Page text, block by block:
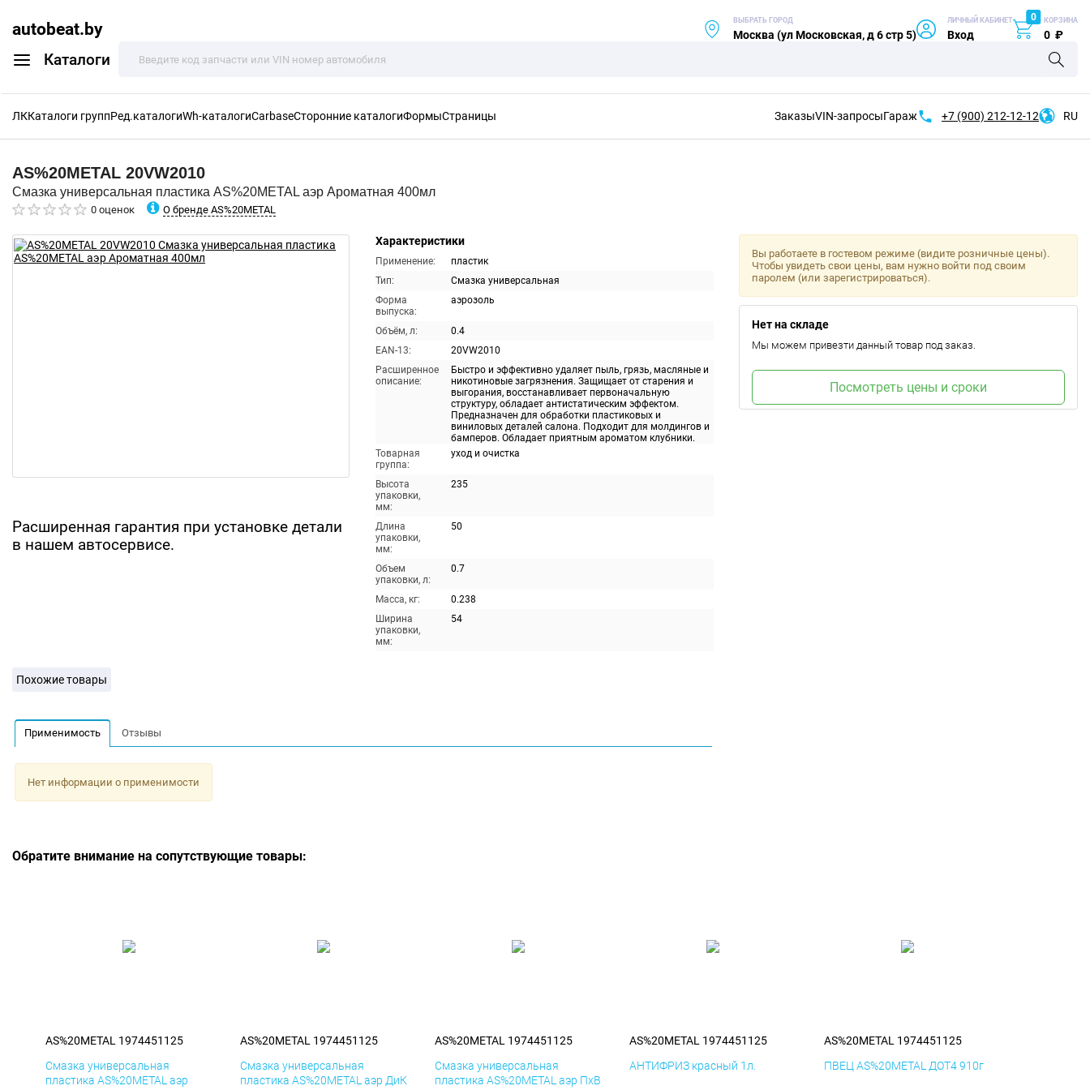
autobeat.by
Каталоги
ВЫБРАТЬ ГОРОД
Москва (ул Московская, д 6 стр 5)
ЛИЧНЫЙ КАБИНЕТ
Вход
0 КОРЗИНА
0 ₽
ЛККаталоги группРед.каталогиWh-каталогиCarbaseСторонние каталогиФормыСтраницы ЗаказыVIN-запросыГараж +7 (900) 212-12-12 RU
AS%20METAL 20VW2010
Смазка универсальная пластика AS%20METAL аэр Ароматная 400мл
0 оценок О бренде AS%20METAL
Расширенная гарантия при установке детали
в нашем автосервисе.
Характеристики
Применение:
пластик
Тип:
Смазка универсальная
Форма
выпуска:
аэрозоль
Объём, л:
0.4
EAN-13:
20VW2010
Расширенное
описание:
Быстро и эффективно удаляет пыль, грязь, масляные и
никотиновые загрязнения. Защищает от старения и
выгорания, восстанавливает первоначальную
структуру, обладает антистатическим эффектом.
Предназначен для обработки пластиковых и
виниловых деталей салона. Подходит для молдингов и
бамперов. Обладает приятным ароматом клубники.
Товарная
группа:
уход и очистка
Высота
упаковки,
мм:
235
Длина
упаковки,
мм:
50
Объем
упаковки, л:
0.7
Масса, кг:
0.238
Ширина
упаковки,
мм:
54
Вы работаете в гостевом режиме (видите розничные цены).
Чтобы увидеть свои цены, вам нужно войти под своим
паролем (или зарегистрироваться).
Нет на складе
Мы можем привезти данный товар под заказ.
Посмотреть цены и сроки
Похожие товары
Применимость Отзывы
Нет информации о применимости
Обратите внимание на сопутствующие товары:
AS%20METAL 1974451125
Смазка универсальная
пластика AS%20METAL аэр
AS%20METAL 1974451125
Смазка универсальная
пластика AS%20METAL аэр ДиК
AS%20METAL 1974451125
Смазка универсальная
пластика AS%20METAL аэр ПхВ
AS%20METAL 1974451125
АНТИФРИЗ красный 1л.
AS%20METAL 1974451125
ПВЕЦ AS%20METAL ДОТ4 910г